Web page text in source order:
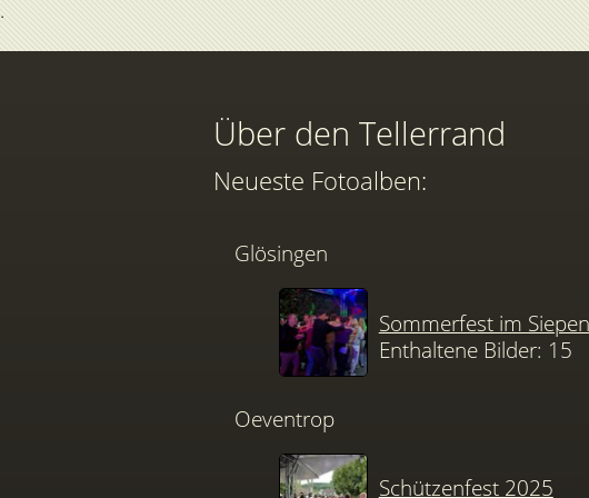
Über den Tellerrand
Neueste Fotoalben:
Glösingen
Sommerfest im
Enthaltene Bilder: 15
Oeventrop
Schützenfest 2025